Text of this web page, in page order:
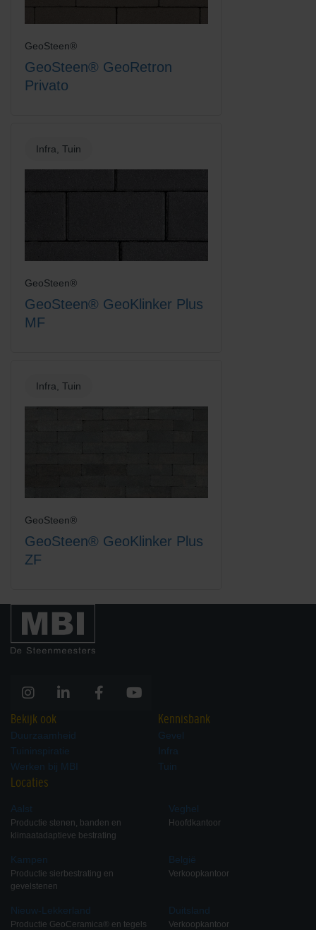
Rood/Zwart genuanceerd
GeoSteen®
GeoSteen® GeoRetron
Privato
Infra, Tuin
GeoSteen®
GeoSteen® GeoKlinker Plus
MF
Infra, Tuin
GeoSteen®
GeoSteen® GeoKlinker Plus
ZF
Bekijk ook
Duurzaamheid
Tuininspiratie
Werken bij MBI
Kennisbank
Gevel
Infra
Tuin
Locaties
Aalst
Productie stenen, banden en
klimaatadaptieve bestrating
Kampen
Productie sierbestrating en
gevelstenen
Nieuw-Lekkerland
Productie GeoCeramica® en tegels
Veghel
Hoofdkantoor
België
Verkoopkantoor
Duitsland
Verkoopkantoor